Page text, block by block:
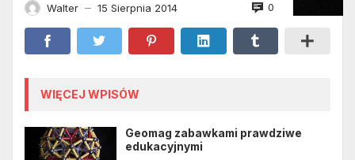
Walter — 15 Sierpnia 2014 0
WIĘCEJ WPISÓW
Geomag zabawkami prawdziwe
edukacyjnymi